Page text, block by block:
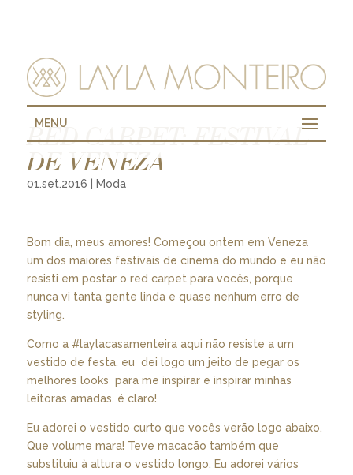
MENU
RED CARPET: FESTIVAL
DE VENEZA
01.set.2016 Moda
Bom dia, meus amores! Começou ontem em Veneza
um dos maiores festivais de cinema do mundo e eu não
resisti em postar o red carpet para vocês, porque
nunca vi tanta gente linda e quase nenhum erro de
styling.
Como a #laylacasamenteira aqui não resiste a um
vestido de festa, eu dei logo um jeito de pegar os
melhores looks para me inspirar e inspirar minhas
leitoras amadas, é claro!
Eu adorei o vestido curto que vocês verão logo abaixo.
Que volume mara! Teve macacão também que
substituiu à altura o vestido longo. Eu adorei vários